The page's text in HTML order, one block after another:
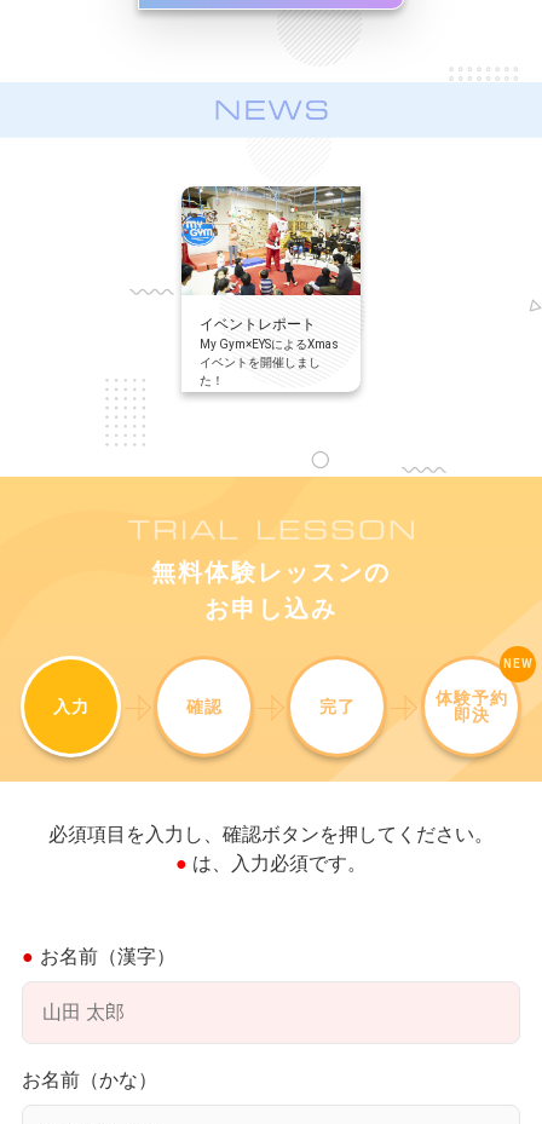
イベントレポート
My Gym×EYSによるXmas
イベントを開催しまし
た！
無料体験レッスンの
お申し込み
入力 確認 完了
体験予約
即決
必須項目を入力し、確認ボタンを押してください。
● は、入力必須です。
お名前（漢字）
お名前（かな）